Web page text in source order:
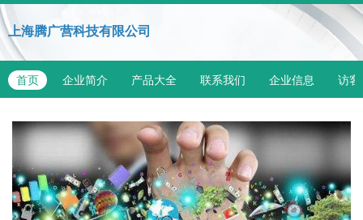
上海腾广营科技有限公司
首页 企业简介 产品大全 联系我们 企业信息 访客